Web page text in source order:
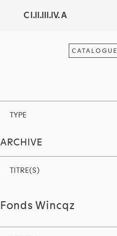
C I.II.III.IV. A
CATALOGUE
TYPE
ARCHIVE
TITRE(S)
Fonds Wincqz